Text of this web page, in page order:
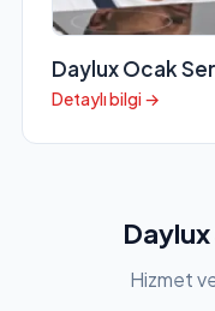
Daylux Ocak
Detaylı bilgi →
Hizmet